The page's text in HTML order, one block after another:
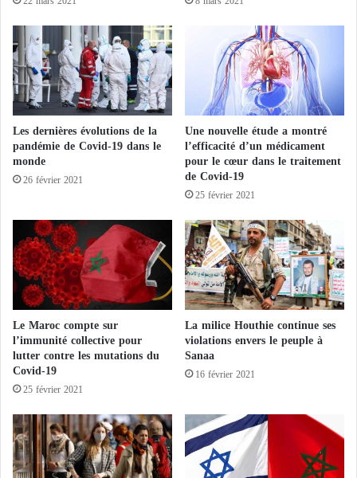
i
v
i
s
a
g
e
d
e
s
r
e
s
m
u
s
u
l
m
a
n
s
o
n
a
v
e
c
d
e
g
r
n
e
s
f
i
n
a
n
c
e
e
n
t
s
Les dernières évolutions de la
pandémie de Covid-19 dans le
monde
26 février 2021
Une nouvelle étude a montré
l’efficacité d’un médicament
pour le cœur dans le traitement
de Covid-19
25 février 2021
Le Maroc compte sur
l’immunité collective pour
lutter contre les mutations du
Covid-19
25 février 2021
La milice Houthie continue ses
violations envers le peuple à
Sanaa
16 février 2021